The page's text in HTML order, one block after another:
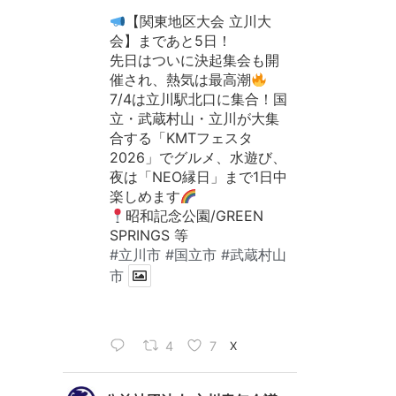
【関東地区大会 立川大
会】まであと5日！
先日はついに決起集会も開
催され、熱気は最高潮
7/4は立川駅北口に集合！国
立・武蔵村山・立川が大集
合する「KMTフェスタ
2026」でグルメ、水遊び、
夜は「NEO縁日」まで1日中
楽しめます
昭和記念公園/GREEN
SPRINGS 等
#立川市 #国立市 #武蔵村山
市
4 7 X